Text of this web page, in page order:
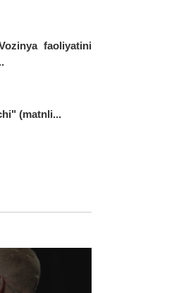
faoliyatini
(matnli...